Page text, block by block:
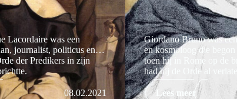
Lacordaire was een
journalist, politicus en
der Predikers in zijn
08.02.2021
Giordano Bruno was
en kosmoloog die
toen hij in Rome op de
had hij de Orde al
Lees meer